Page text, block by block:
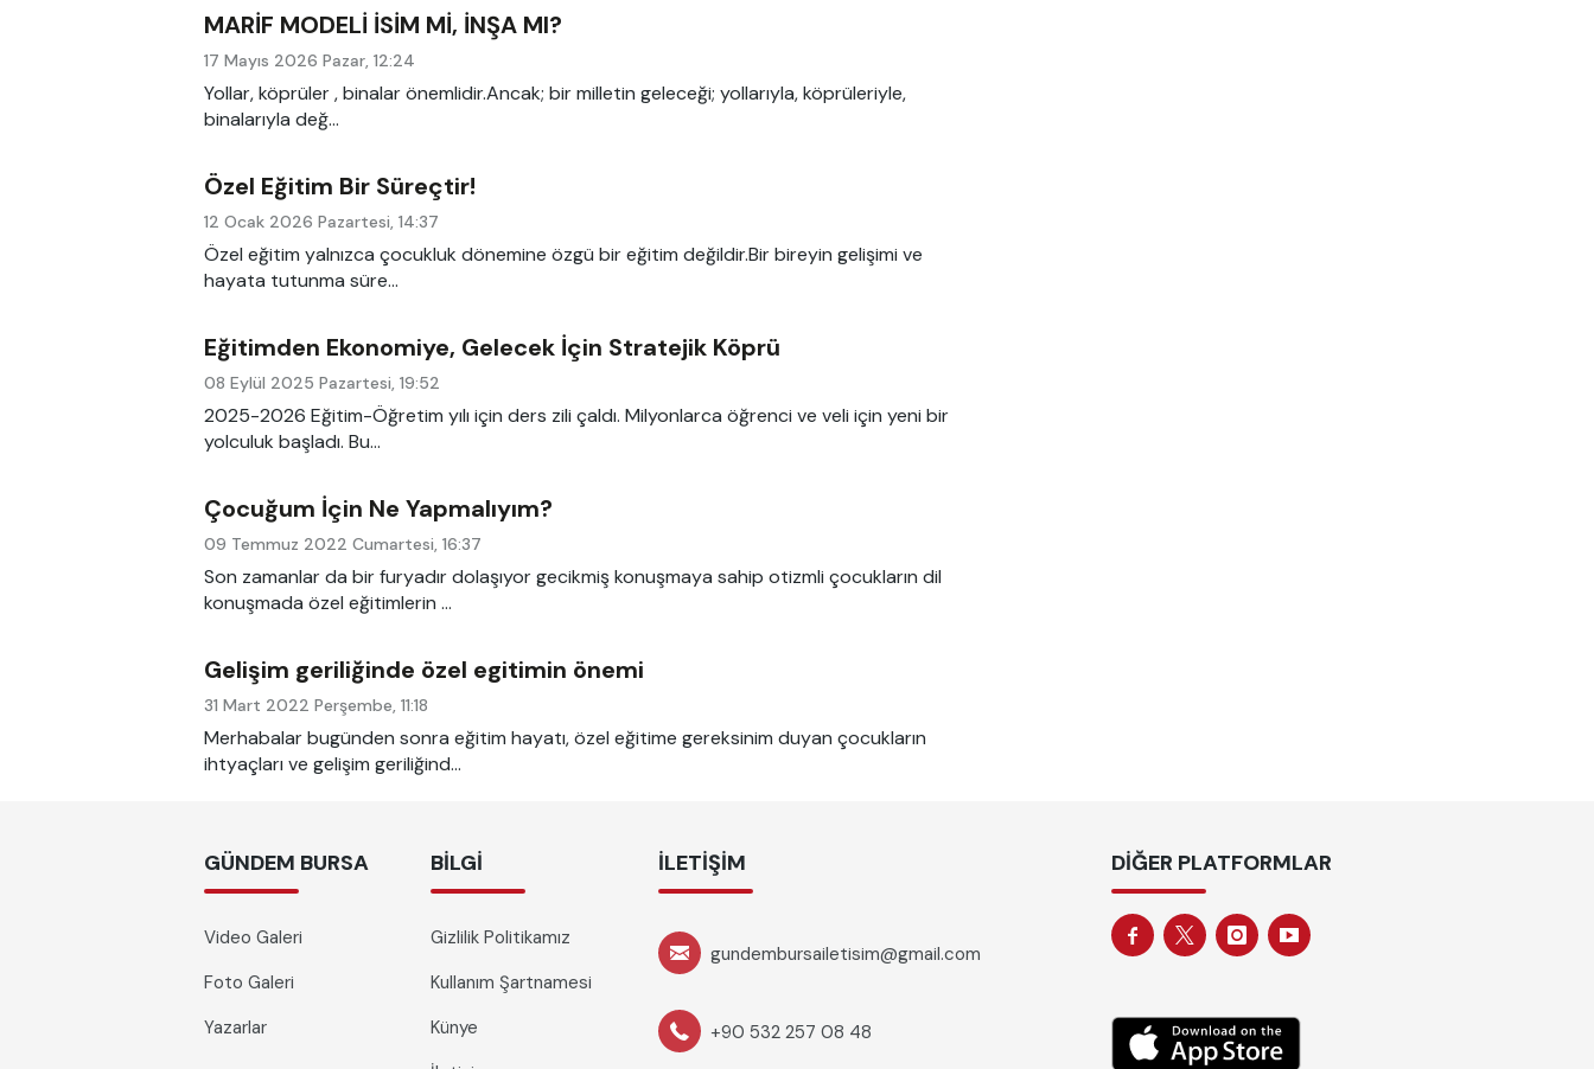
MARİF MODELİ İSİM Mİ, İNŞA MI?
17 Mayıs 2026 Pazar, 12:24
Yollar, köprüler , binalar önemlidir.Ancak; bir milletin geleceği; yollarıyla, köprüleriyle,
binalarıyla değ...
Özel Eğitim Bir Süreçtir!
12 Ocak 2026 Pazartesi, 14:37
Özel eğitim yalnızca çocukluk dönemine özgü bir eğitim değildir.Bir bireyin gelişimi ve
hayata tutunma süre...
Eğitimden Ekonomiye, Gelecek İçin Stratejik Köprü
08 Eylül 2025 Pazartesi, 19:52
2025-2026 Eğitim-Öğretim yılı için ders zili çaldı. Milyonlarca öğrenci ve veli için yeni bir
yolculuk başladı. Bu...
Çocuğum İçin Ne Yapmalıyım?
09 Temmuz 2022 Cumartesi, 16:37
Son zamanlar da bir furyadır dolaşıyor gecikmiş konuşmaya sahip otizmli çocukların dil
konuşmada özel eğitimlerin ...
Gelişim geriliğinde özel egitimin önemi
31 Mart 2022 Perşembe, 11:18
Merhabalar bugünden sonra eğitim hayatı, özel eğitime gereksinim duyan çocukların
ihtyaçları ve gelişim geriliğind...
GÜNDEM BURSA
Video Galeri
Foto Galeri
Yazarlar
BILGI
Gizlilik Politikamız
Kullanım Şartnamesi
Künye
İLETIŞIM
gundembursailetisim@gmail.com
+90 532 257 08 48
DIĞER PLATFORMLAR